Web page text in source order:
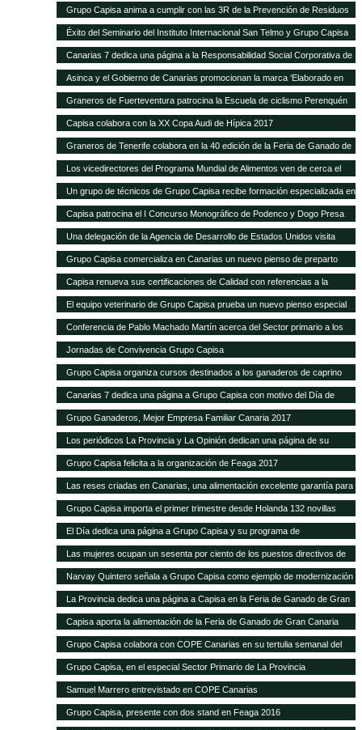
Grupo Capisa anima a cumplir con las 3R de la Prevención de Residuos
Éxito del Seminario del Instituto Internacional San Telmo y Grupo Capisa
destinado al sector primario, la industria agroalimentaria y la distribución
Canarias 7 dedica una página a la Responsabilidad Social Corporativa de
Grupo Capisa
Asinca y el Gobierno de Canarias promocionan la marca ‘Elaborado en
Canarias’ con una campaña en la que participa Grupo Capisa
Graneros de Fuerteventura patrocina la Escuela de ciclismo Perenquén
Macebike
Capisa colabora con la XX Copa Audi de Hípica 2017
Graneros de Tenerife colabora en la 40 edición de la Feria de Ganado de
San Benito
Los vicedirectores del Programa Mundial de Alimentos ven de cerca el
trabajo de Silos Canarios
Un grupo de técnicos de Grupo Capisa recibe formación especializada en
la Complutense
Capisa patrocina el I Concurso Monográfico de Podenco y Dogo Presa
Canario de Santa Brígida
Una delegación de la Agencia de Desarrollo de Estados Unidos visita
Silos Canarios
Grupo Capisa comercializa en Canarias un nuevo pienso de preparto
para caprino y ovino
Capisa renueva sus certificaciones de Calidad con referencias a la
“evidente mejora continua”, según el auditor
El equipo veterinario de Grupo Capisa prueba un nuevo pienso especial
para ponedoras
Conferencia de Pablo Machado Martín acerca del Sector primario a los
alumnos de Hecansa
Jornadas de Convivencia Grupo Capisa
Grupo Capisa organiza cursos destinados a los ganaderos de caprino
Canarias 7 dedica una página a Grupo Capisa con motivo del Día de
Canarias
Grupo Ganaderos, Mejor Empresa Familiar Canaria 2017
Los periódicos La Provincia y La Opinión dedican una página de su
suplemento de Sector Primario a Grupo Capisa
Grupo Capisa felicita a la organización de Feaga 2017
Las reses criadas en Canarias, una alimentación excelente garantía para
el consumidor local
Grupo Capisa importa el primer trimestre desde Holanda 132 novillas
frisonas de alta productividad
El Día dedica una página a Grupo Capisa y su programa de
Responsabilidad Social
Las mujeres ocupan un sesenta por ciento de los puestos directivos de
Grupo Capisa
Narvay Quintero señala a Grupo Capisa como ejemplo de modernización
e innovación en el Sector
La Provincia dedica una página a Capisa en la Feria de Ganado de Gran
Canaria
Capisa aporta la alimentación de la Feria de Ganado de Gran Canaria
Grupo Capisa colabora con COPE Canarias en su tertulia semanal del
Sector Primario
Grupo Capisa, en el especial Sector Primario de La Provincia
Samuel Marrero entrevistado en COPE Canarias
Grupo Capisa, presente con dos stand en Feaga 2016